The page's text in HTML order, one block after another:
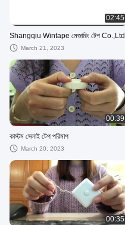
02:45
Shangqiu Wintape মেজারিং টেপ Co.,Ltd
March 21, 2023
00:39
কাস্টম সেলাই টেপ পরিমাপ
March 20, 2023
00:35